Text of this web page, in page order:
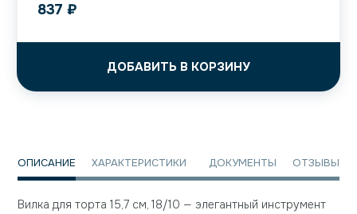
837 ₽
ДОБАВИТЬ В КОРЗИНУ
ОПИСАНИЕ ХАРАКТЕРИСТИКИ ДОКУМЕНТЫ ОТЗЫВЫ
Вилка для торта 15,7 см, 18/10 — элегантный инструмент